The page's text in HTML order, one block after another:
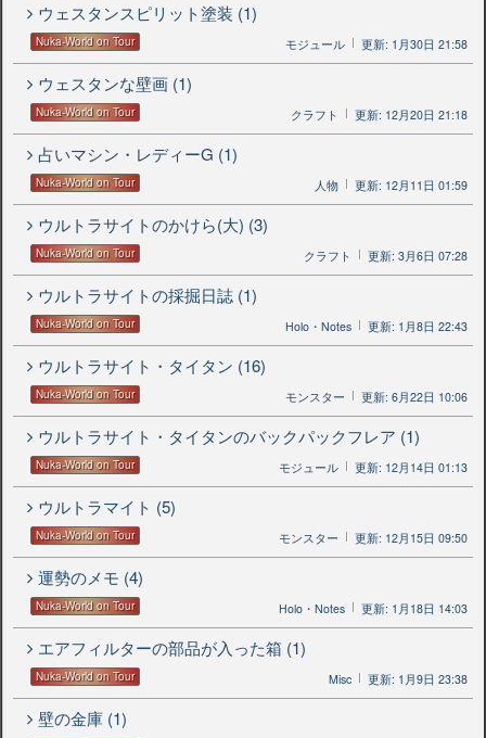
ウェスタンスピリット塗装 (1)
Nuka-World on Tour モジュール 更新: 1月30日 21:58
ウェスタンな壁画 (1)
Nuka-World on Tour クラフト 更新: 12月20日 21:18
占いマシン・レディーG (1)
Nuka-World on Tour 人物 更新: 12月11日 01:59
ウルトラサイトのかけら(大) (3)
Nuka-World on Tour クラフト 更新: 3月6日 07:28
ウルトラサイトの採掘日誌 (1)
Nuka-World on Tour Holo・Notes 更新: 1月8日 22:43
ウルトラサイト・タイタン (16)
Nuka-World on Tour モンスター 更新: 6月22日 10:06
ウルトラサイト・タイタンのバックパックフレア (1)
Nuka-World on Tour モジュール 更新: 12月14日 01:13
ウルトラマイト (5)
Nuka-World on Tour モンスター 更新: 12月15日 09:50
運勢のメモ (4)
Nuka-World on Tour Holo・Notes 更新: 1月18日 14:03
エアフィルターの部品が入った箱 (1)
Nuka-World on Tour Misc 更新: 1月9日 23:38
壁の金庫 (1)